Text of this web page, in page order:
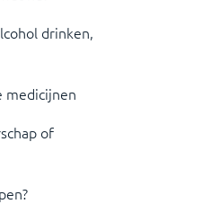
drinken,
medicijnen
of